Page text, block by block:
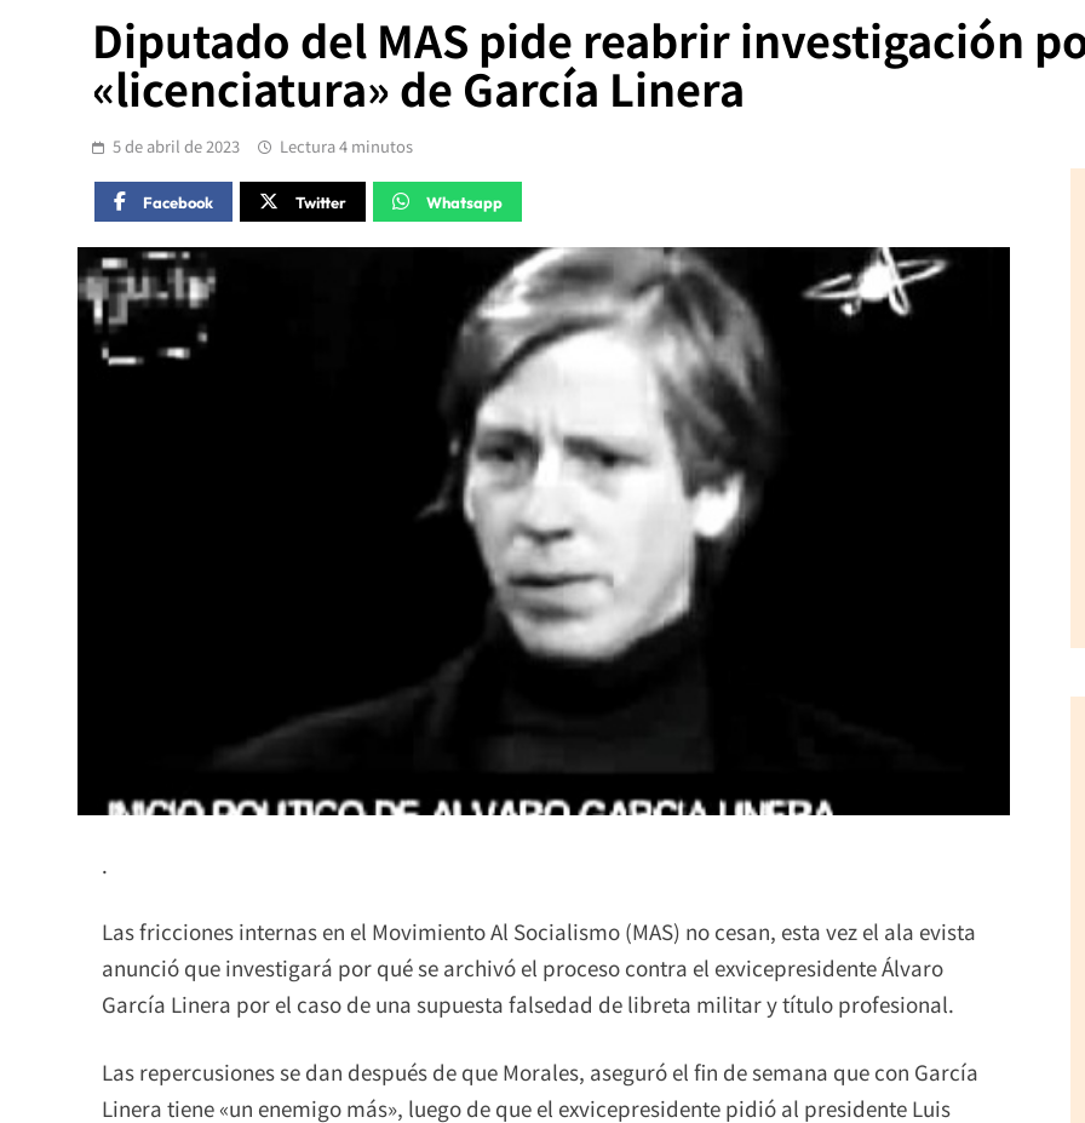
Diputado del MAS pide reabrir investigación
«licenciatura» de García Linera
5 de abril de 2023 Lectura 4 minutos
Facebook Twitter Whatsapp
.
Las fricciones internas en el Movimiento Al Socialismo (MAS) no cesan, esta vez el ala evista
anunció que investigará por qué se archivó el proceso contra el exvicepresidente Álvaro
García Linera por el caso de una supuesta falsedad de libreta militar y título profesional.
Las repercusiones se dan después de que Morales, aseguró el fin de semana que con García
Linera tiene «un enemigo más», luego de que el exvicepresidente pidió al presidente Luis